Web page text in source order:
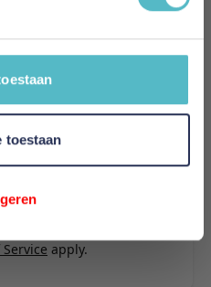
toestaan
apply.